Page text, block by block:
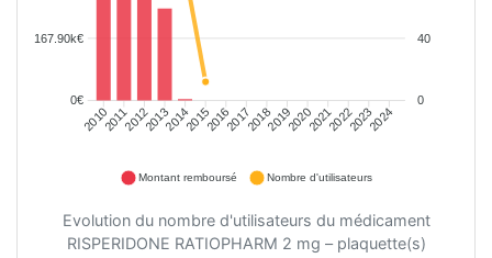
201020112012201320142015201620172018201920202021202220232024
40
0
167.90k€
0€
Montant remboursé Nombre d'utilisateurs
Evolution du nombre d'utilisateurs du médicament
RISPERIDONE RATIOPHARM 2 mg – plaquette(s)